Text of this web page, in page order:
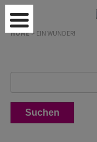
HOME> EIN WUNDER!